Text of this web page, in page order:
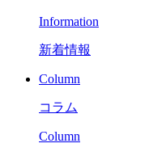
Information
新着情報
Column
コラム
Column